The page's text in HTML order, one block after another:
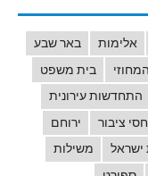
אלימות
באר שבע
בית משפט
התחדשות עירונית
ציבור
ירוחם
משילות